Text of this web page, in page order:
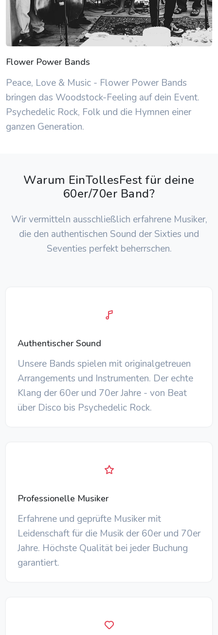
Flower Power Bands
Peace, Love & Music - Flower Power Bands
bringen das Woodstock-Feeling auf dein Event.
Psychedelic Rock, Folk und die Hymnen einer
ganzen Generation.
Warum EinTollesFest für deine
60er/70er Band?
Wir vermitteln ausschließlich erfahrene Musiker,
die den authentischen Sound der Sixties und
Seventies perfekt beherrschen.
Authentischer Sound
Unsere Bands spielen mit originalgetreuen
Arrangements und Instrumenten. Der echte
Klang der 60er und 70er Jahre - von Beat
über Disco bis Psychedelic Rock.
Professionelle Musiker
Erfahrene und geprüfte Musiker mit
Leidenschaft für die Musik der 60er und 70er
Jahre. Höchste Qualität bei jeder Buchung
garantiert.